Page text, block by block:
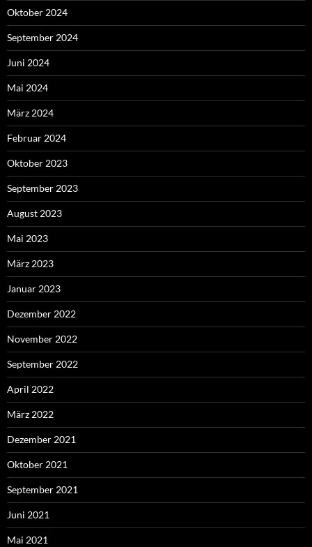
Oktober 2024
September 2024
Juni 2024
Mai 2024
März 2024
Februar 2024
Oktober 2023
September 2023
August 2023
Mai 2023
März 2023
Januar 2023
Dezember 2022
November 2022
September 2022
April 2022
März 2022
Dezember 2021
Oktober 2021
September 2021
Juni 2021
Mai 2021